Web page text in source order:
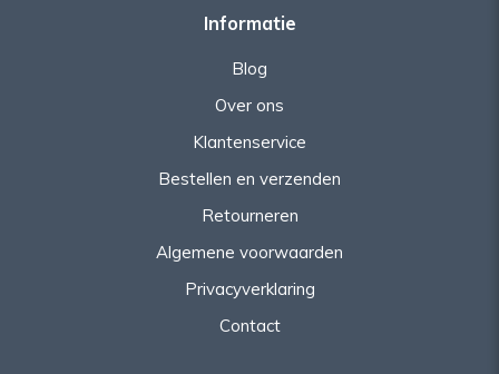
Informatie
Blog
Over ons
Klantenservice
Bestellen en verzenden
Retourneren
Algemene voorwaarden
Privacyverklaring
Contact